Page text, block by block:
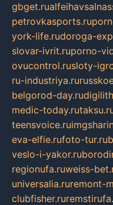
gbget.ru
petrovkasports.ru
york-life.rudoroga-
slovar-ivrit.ruporno-
ovucontrol.rusloty-
ru-industriya.ru
belgorod-day.ru
medic-today.ru
teensvoice.ru
eva-elfie.rufoto-tur.ru
veslo-i-yakor.ru
regionufa.ruweiss-
universalia.ruremont-
clubfisher.ru